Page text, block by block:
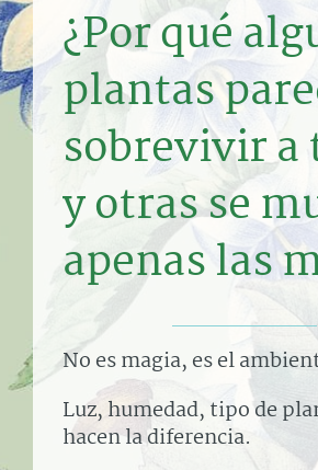
TIENDA
¿Por qué
plantas
sobrevivir a
y otras se
apenas las
No es magia, es el
Luz, humedad, tipo de
hacen la diferencia.